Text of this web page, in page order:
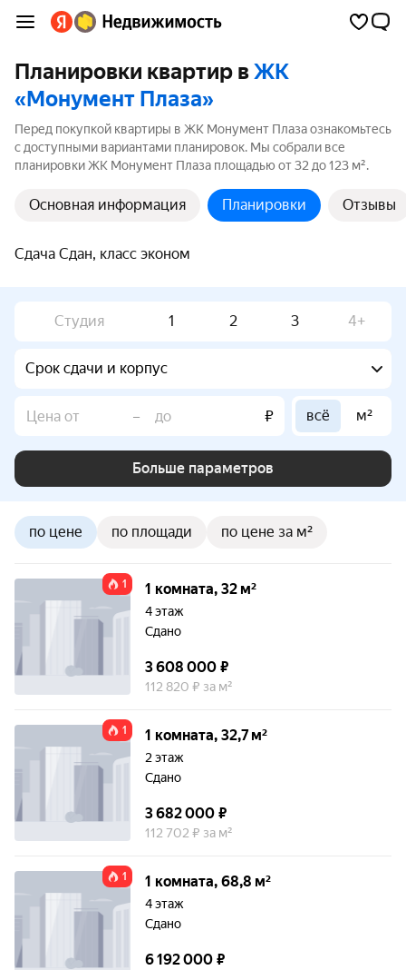
Планировки квартир вЖК
«Монумент Плаза»
Перед покупкой квартиры в ЖК Монумент Плаза ознакомьтесь
с доступными вариантами планировок. Мы собрали все
планировки ЖК Монумент Плаза площадью от 32 до 123 м².
Основная информация Планировки Отзывы
Сдача Сдан, класс эконом
Студия 1 2 3 4+
Срок сдачи и корпус
– ₽ всё м²
Больше параметров
по цене по площади по цене за м²
1 1 комната, 32 м²
4 этаж
Сдано
3 608 000 ₽
112 820 ₽ за м²
1 1 комната, 32,7 м²
2 этаж
Сдано
3 682 000 ₽
112 702 ₽ за м²
1 1 комната, 68,8 м²
4 этаж
Сдано
6 192 000 ₽